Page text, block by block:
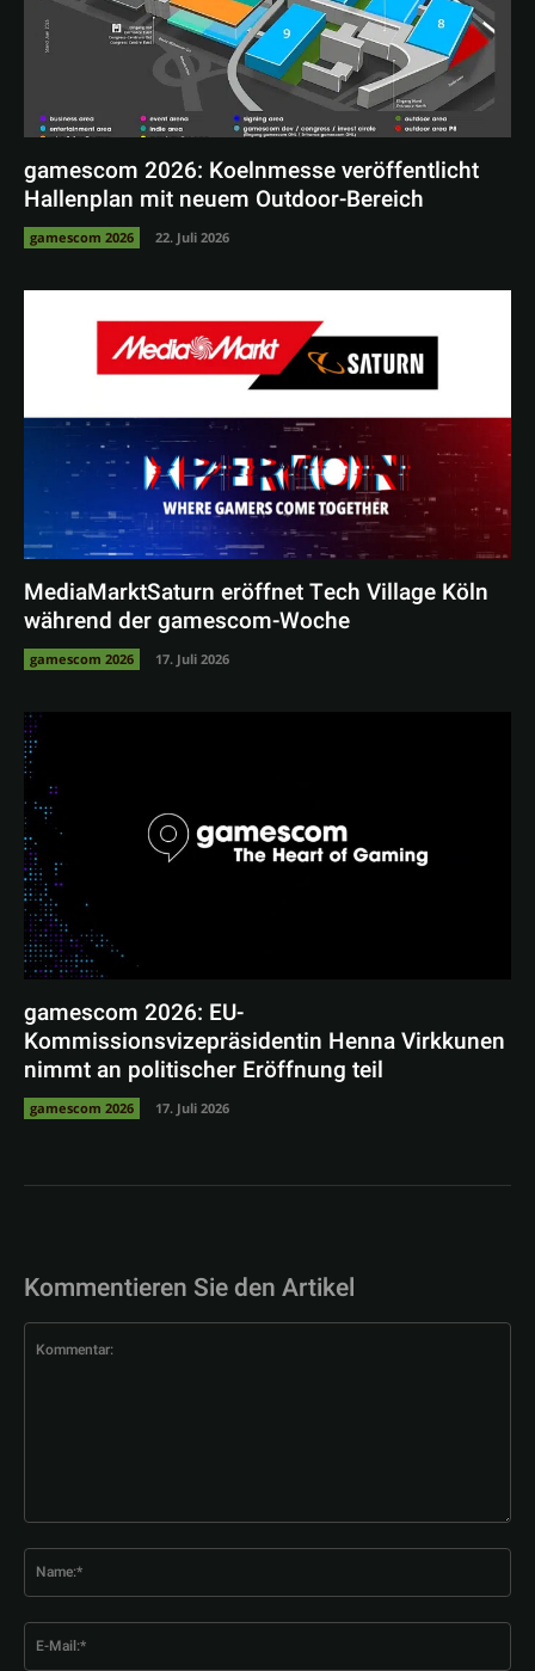
gamescom 2026: Koelnmesse veröffentlicht
Hallenplan mit neuem Outdoor-Bereich
gamescom 2026 22. Juli 2026
MediaMarktSaturn eröffnet Tech Village Köln
während der gamescom-Woche
gamescom 2026 17. Juli 2026
gamescom 2026: EU-
Kommissionsvizepräsidentin Henna Virkkunen
nimmt an politischer Eröffnung teil
gamescom 2026 17. Juli 2026
Kommentieren Sie den Artikel